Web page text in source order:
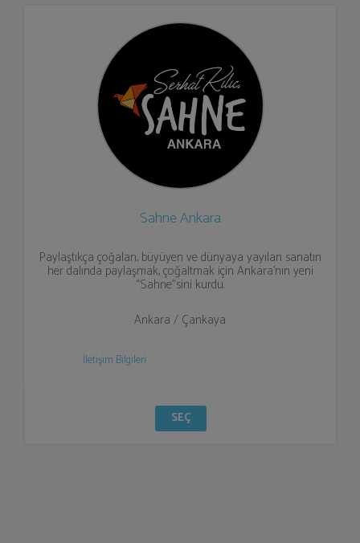
Sahne Ankara
Paylaştıkça çoğalan, büyüyen ve dünyaya yayılan sanatın
her dalında paylaşmak, çoğaltmak için Ankara’nın yeni
“Sahne”sini kurdu.
Ankara / Çankaya
İletişim Bilgileri
SEÇ